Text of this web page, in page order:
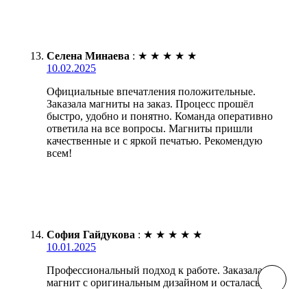
Селена Минаева : ★ ★ ★ ★ ★
10.02.2025
Официальные впечатления положительные.
Заказала магниты на заказ. Процесс прошёл
быстро, удобно и понятно. Команда оперативно
ответила на все вопросы. Магниты пришли
качественные и с яркой печатью. Рекомендую
всем!
София Гайдукова : ★ ★ ★ ★ ★
10.01.2025
Профессиональный подход к работе. Заказала
магнит с оригинальным дизайном и осталась